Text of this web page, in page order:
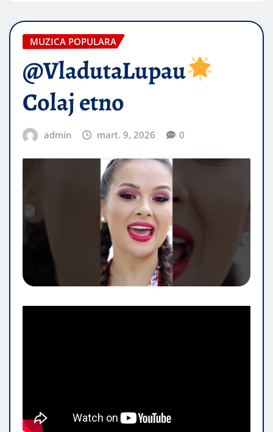
MUZICA POPULARA
@VladutaLupau
Colaj etno
admin mart. 9, 2026 0